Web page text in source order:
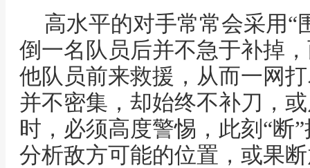
高水平的对手常常会采用“
倒一名队员后并不急于补掉
他队员前来救援，从而一网
并不密集，却始终不补刀，
时，必须高度警惕，此刻“断
分析敌方可能的位置，或果